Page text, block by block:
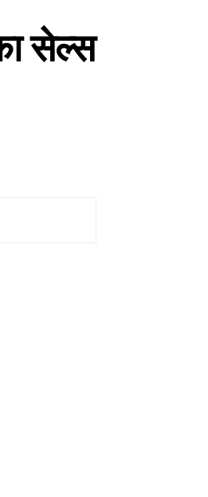
सेल्स